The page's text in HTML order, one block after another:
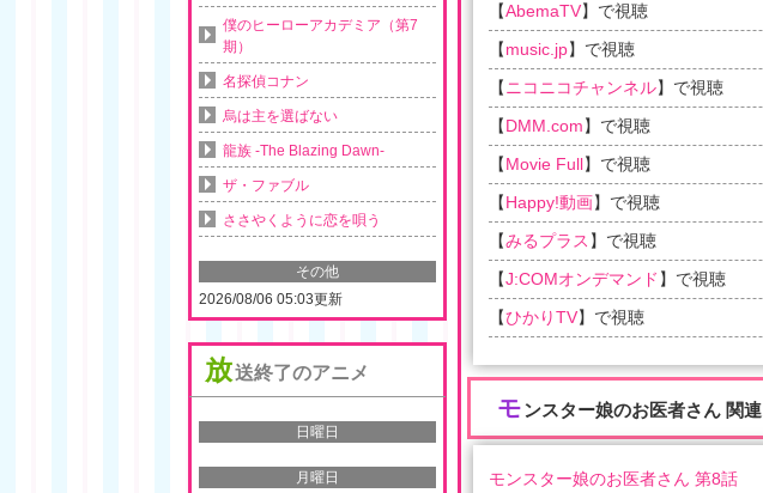
【AbemaTV】で視聴
【music.jp】で視聴
【ニコニコチャンネル】で視聴
【DMM.com】で視聴
【Movie Full】で視聴
【Happy!動画】で視聴
【みるプラス 】で視聴
【J:COMオンデマンド 】で視聴
【ひかりTV】で視聴
モンスター娘のお医者さん 関連
モンスター娘のお医者さん 第8話
僕のヒーローアカデミア（第7
期）
名探偵コナン
烏は主を選ばない
龍族 -The Blazing Dawn-
ザ・ファブル
ささやくように恋を唄う
その他
2026/08/06 05:03更新
放送終了のアニメ
日曜日
月曜日